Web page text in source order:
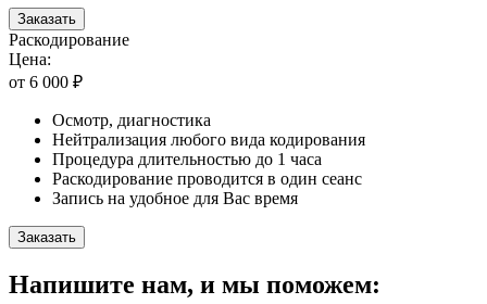
Заказать
Раскодирование
Цена:
от 6 000 ₽
Осмотр, диагностика
Нейтрализация любого вида кодирования
Процедура длительностью до 1 часа
Раскодирование проводится в один сеанс
Запись на удобное для Вас время
Заказать
Напишите нам, и мы поможем: